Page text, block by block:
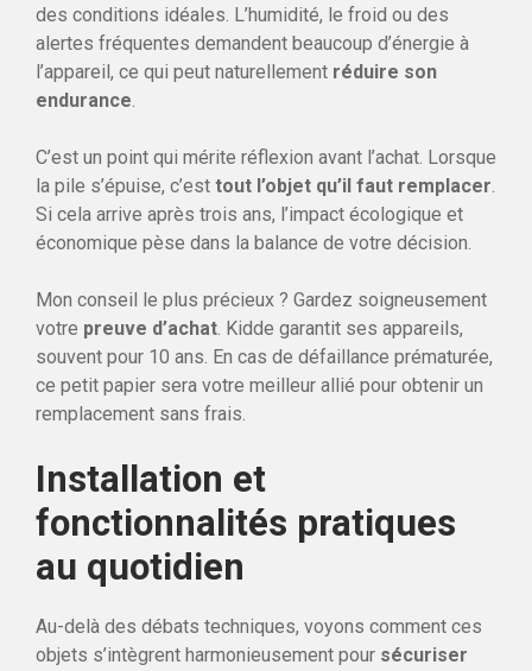
des conditions idéales. L’humidité, le froid ou des
alertes fréquentes demandent beaucoup d’énergie à
l’appareil, ce qui peut naturellement réduire son
endurance.
C’est un point qui mérite réflexion avant l’achat. Lorsque
la pile s’épuise, c’est tout l’objet qu’il faut remplacer.
Si cela arrive après trois ans, l’impact écologique et
économique pèse dans la balance de votre décision.
Mon conseil le plus précieux ? Gardez soigneusement
votre preuve d’achat. Kidde garantit ses appareils,
souvent pour 10 ans. En cas de défaillance prématurée,
ce petit papier sera votre meilleur allié pour obtenir un
remplacement sans frais.
Installation et
fonctionnalités pratiques
au quotidien
Au-delà des débats techniques, voyons comment ces
objets s’intègrent harmonieusement pour sécuriser